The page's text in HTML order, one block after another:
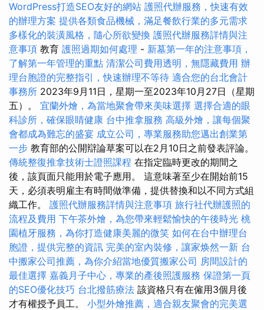
WordPress打造SEO友好的網站 護照代辦服務，快速有效
的辦理方案 提供各類食品機械，滿足餐飲行業的多元需求
多樣化的裝潢風格，隨心所欲變換 護照代辦服務詳情與注
意事項 教育 護照過期如何處理 - 新墓第一年的注意事項，
了解第一年管理的重點 清潔公司費用透明，無隱藏費用 辦
理台胞證的完整指引，快速辦理不等待 適合您的台北會計
事務所 2023年9月11日，星期一至2023年10月27日（星期
五）。 宜蘭外燴，為當地聚會帶來美味選擇 選擇合適的眼
科診所，確保眼睛健康 台中推拿服務 高級外燴，讓每個聚
會都成為難忘的盛宴 成立公司，專業服務助您邁出創業第
一步 教育部的公開辯論草案可以在2月10日之前發表評論。
傳統整復推拿技術士證照課程 在指定臨時更改的期間之
後，該頁面只能用於電子應用。 這意味著至少在開始前15
天，必須表明雇主有時間做準備，提供替換和以不同方式組
織工作。 護照代辦服務詳情與注意事項 旅行社代辦護照的
流程及費用 下午茶外燴，為您帶來輕鬆愉快的午後時光 桃
園植牙服務，為你打造健康美麗的微笑 如何在台中辦理台
胞證，提供完整的資訊 完美的室內裝修，讓家焕然一新 台
中搬家公司推薦，為你介紹當地優質搬家公司 房間設計的
最佳選擇 嘉義月子中心，專業的產後照護服務 保證第一頁
的SEO優化技巧 台北撥筋療法 該資格只有在僱用3個月後
才有權授予員工。 小型外燴推薦，適合親友聚會的完美選